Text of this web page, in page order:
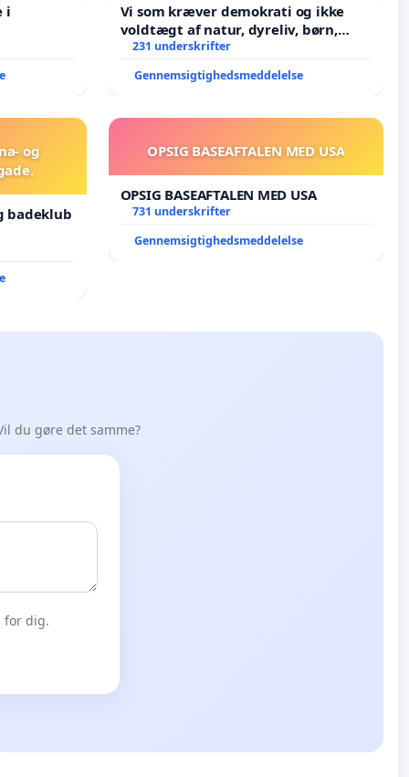
i
Vi som kræver demokrati og ikke
voldtægt af natur, dyreliv, børn,
unge Borgene har sagt NEJ i mange
231 underskrifter
Gennemsigtighedsmeddelelse
og
badeklub
OPSIG BASEAFTALEN MED USA
OPSIG BASEAFTALEN MED USA
731 underskrifter
Gennemsigtighedsmeddelelse
du gøre det samme?
for dig.